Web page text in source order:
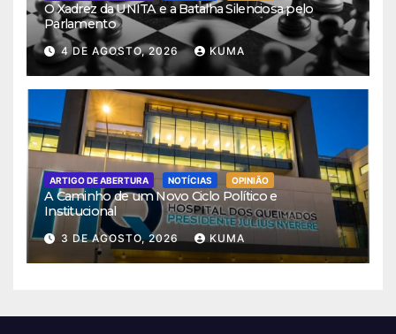
O Xadrez da UNITA e a Batalha Silenciosa pelo
Parlamento
4 DE AGOSTO, 2026 KUMA
ARTIGO DE ABERTURA NOTÍCIAS OPINIÃO
A Caminho de um Novo Ciclo Político e
Institucional
3 DE AGOSTO, 2026 KUMA